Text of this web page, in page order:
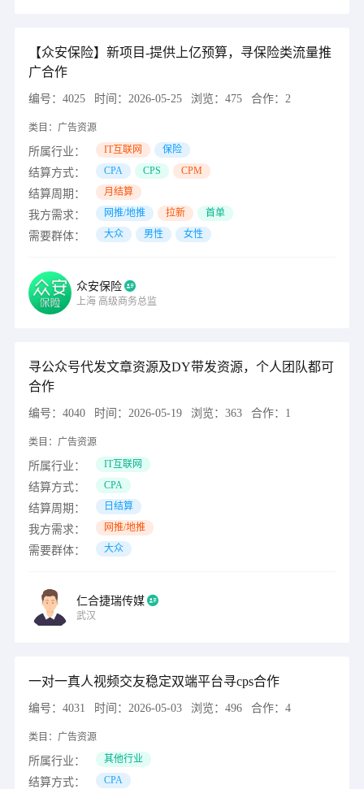
【众安保险】新项目-提供上亿预算，寻保险类流量推
广合作
编号： 4025 时间： 2026-05-25 浏览： 475 合作： 2
类目： 广告资源
所属行业： IT互联网 保险
结算方式： CPA CPS CPM
结算周期： 月结算
我方需求： 网推/地推 拉新 首单
需要群体： 大众 男性 女性
众安保险
上海 高级商务总监
寻公众号代发文章资源及DY带发资源，个人团队都可
合作
编号： 4040 时间： 2026-05-19 浏览： 363 合作： 1
类目： 广告资源
所属行业： IT互联网
结算方式： CPA
结算周期： 日结算
我方需求： 网推/地推
需要群体： 大众
仁合捷瑞传媒
武汉
一对一真人视频交友稳定双端平台寻cps合作
编号： 4031 时间： 2026-05-03 浏览： 496 合作： 4
类目： 广告资源
所属行业： 其他行业
结算方式： CPA